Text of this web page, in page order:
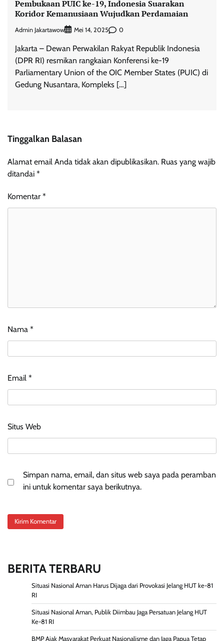
Pembukaan PUIC ke-19, Indonesia Suarakan
Koridor Kemanusiaan Wujudkan Perdamaian
Admin Jakartawow Mei 14, 2025 0
Jakarta – Dewan Perwakilan Rakyat Republik Indonesia
(DPR RI) resmikan rangkaian Konferensi ke-19
Parliamentary Union of the OIC Member States (PUIC) di
Gedung Nusantara, Kompleks […]
Tinggalkan Balasan
Alamat email Anda tidak akan dipublikasikan. Ruas yang wajib
ditandai *
Komentar *
Nama *
Email *
Situs Web
Simpan nama, email, dan situs web saya pada peramban
ini untuk komentar saya berikutnya.
BERITA TERBARU
Situasi Nasional Aman Harus Dijaga dari Provokasi Jelang HUT ke-81
RI
Situasi Nasional Aman, Publik Diimbau Jaga Persatuan Jelang HUT
Ke-81 RI
BMP Ajak Masyarakat Perkuat Nasionalisme dan Jaga Papua Tetap